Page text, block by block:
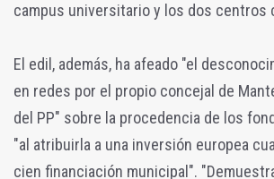
campus universitario y los dos centros
El edil, además, ha afeado "el
en redes por el propio concejal de
del PP" sobre la procedencia de los
"al atribuirla a una inversión europea
cien financiación municipal".